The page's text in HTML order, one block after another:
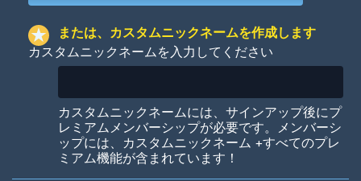
Colorful
または、カスタムニックネームを作成します
カスタムニックネームを入力してください
カスタムニックネームには、サインアップ後にプ
レミアムメンバーシップが必要です。メンバーシ
ップには、カスタムニックネーム +すべてのプレ
ミアム機能が含まれています！